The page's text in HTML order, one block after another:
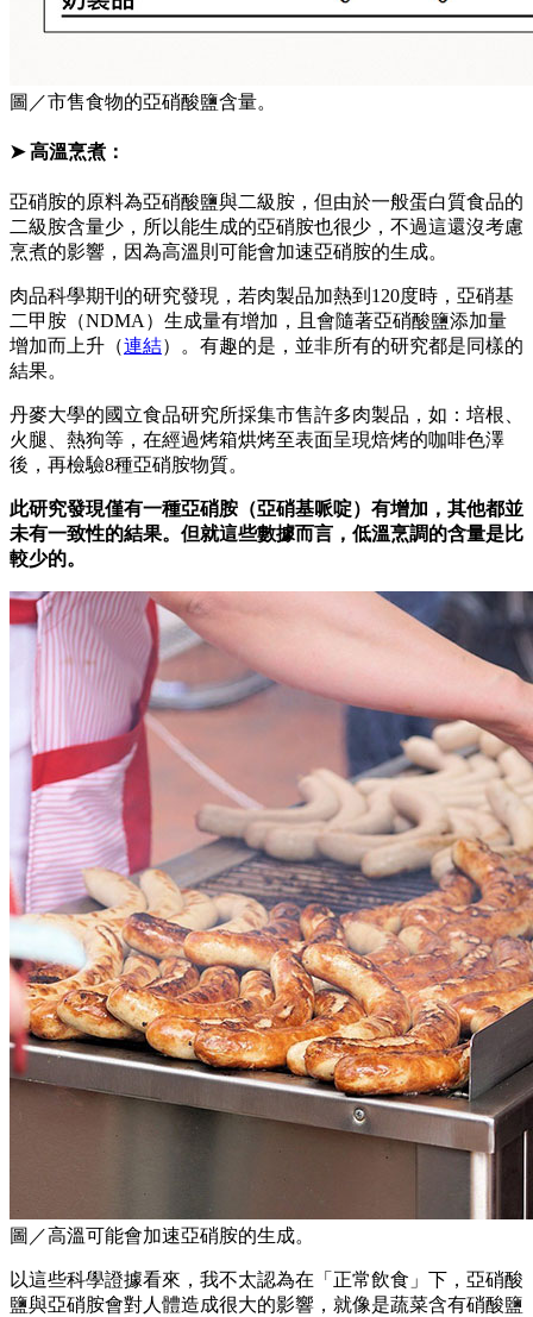
圖／市售食物的亞硝酸鹽含量。
➤ 高溫烹煮：
亞硝胺的原料為亞硝酸鹽與二級胺，但由於一般蛋白質食品的
二級胺含量少，所以能生成的亞硝胺也很少，不過這還沒考慮
烹煮的影響，因為高溫則可能會加速亞硝胺的生成。
肉品科學期刊的研究發現，若肉製品加熱到120度時，亞硝基
二甲胺（NDMA）生成量有增加，且會隨著亞硝酸鹽添加量
增加而上升（連結）。有趣的是，並非所有的研究都是同樣的
結果。
丹麥大學的國立食品研究所採集市售許多肉製品，如：培根、
火腿、熱狗等，在經過烤箱烘烤至表面呈現焙烤的咖啡色澤
後，再檢驗8種亞硝胺物質。
此研究發現僅有一種亞硝胺（亞硝基哌啶）有增加，其他都並
未有一致性的結果。但就這些數據而言，低溫烹調的含量是比
較少的。
圖／高溫可能會加速亞硝胺的生成。
以這些科學證據看來，我不太認為在「正常飲食」下，亞硝酸
鹽與亞硝胺會對人體造成很大的影響，就像是蔬菜含有硝酸鹽